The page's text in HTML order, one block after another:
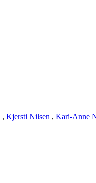
, Kjersti Nilsen , Kari-Anne